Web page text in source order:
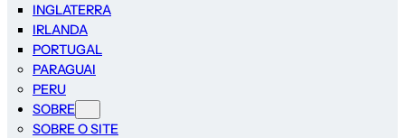
INGLATERRA
IRLANDA
PORTUGAL
PARAGUAI
PERU
SOBRE
SOBRE O SITE